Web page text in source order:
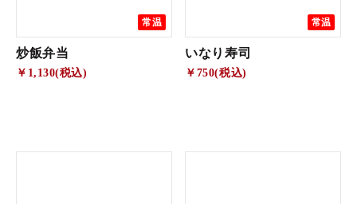
常温
炒飯弁当
￥1,130(税込)
常温
いなり寿司
￥750(税込)